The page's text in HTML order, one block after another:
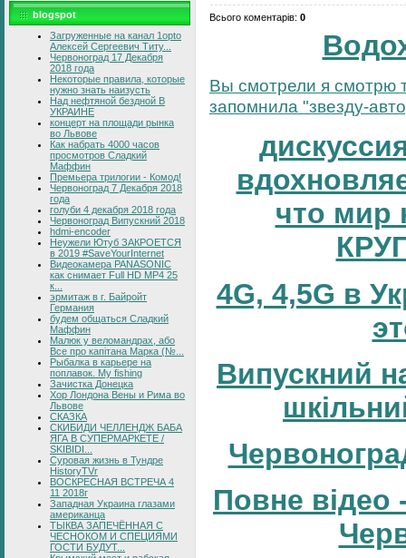
blogspot
Загруженные на канал 1opto
Алексей Сергеевич Титу...
Червоноград 17 Декабря
2018 года
Некоторые правила, которые
нужно знать наизусть
Над нефтяной бездной В
УКРАИНЕ
концерт на площади рынка
во Львове
Как набрать 4000 часов
просмотров Сладкий
Маффин
Премьера трилогии - Комод!
Червоноград 7 Декабря 2018
года
голуби 4 декабря 2018 года
Червоноград Випускний 2018
hdmi-encoder
Неужели Ютуб ЗАКРОЕТСЯ
в 2019 #SaveYourInternet
Видеокамера PANASONIC
как снимает Full HD MP4 25
к...
эрмитаж в г. Байройт
Германия
будем общаться Сладкий
Маффин
Малюк у веломандрах, або
Все про капітана Марка (№...
Рыбалка в карьере на
поплавок. My fishing
Зачистка Донецка
Хор Лондона Вены и Рима во
Львове
СКАЗКА
СКИБИДИ ЧЕЛЛЕНДЖ БАБА
ЯГА В СУПЕРМАРКЕТЕ /
SKIBIDI...
Суровая жизнь в Тундре
HistoryTVr
ВОСКРЕСНАЯ ВСТРЕЧА 4
11 2018г
Западная Украина глазами
американца
ТЫКВА ЗАПЕЧЁННАЯ С
ЧЕСНОКОМ И СПЕЦИЯМИ
ГОСТИ БУДУТ...
Всього коментарів: 0
Вы смотрели я смотрю
запомнила "звезду-
что мир
4G, 4,5G в
Випускний
Повне відео